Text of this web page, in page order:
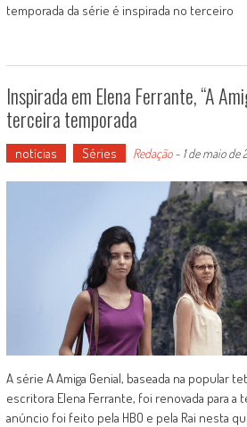
temporada da série é inspirada no terceiro
Inspirada em Elena Ferrante, “A
terceira temporada
notícias Séries Redação- 1 de maio de
A série A Amiga Genial, baseada na popular
escritora Elena Ferrante, foi renovada para a
anúncio foi feito pela HBO e pela Rai nesta